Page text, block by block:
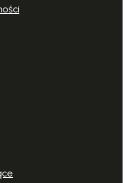
czerpać wodę ze